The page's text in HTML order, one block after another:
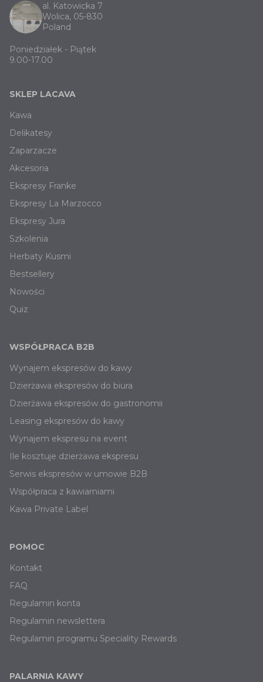
al. Katowicka 7
Wolica, 05-830
Poland
Poniedziałek - Piątek
9.00-17.00
SKLEP LACAVA
Kawa
Delikatesy
Zaparzacze
Akcesoria
Ekspresy Franke
Ekspresy La Marzocco
Ekspresy Jura
Szkolenia
Herbaty Kusmi
Bestsellery
Nowości
Quiz
WSPÓŁPRACA B2B
Wynajem ekspresów do kawy
Dzierżawa ekspresów do biura
Dzierżawa ekspresów do gastronomii
Leasing ekspresów do kawy
Wynajem ekspresu na event
Ile kosztuje dzierżawa ekspresu
Serwis ekspresów w umowie B2B
Współpraca z kawiarniami
Kawa Private Label
POMOC
Kontakt
FAQ
Regulamin konta
Regulamin newslettera
Regulamin programu Speciality Rewards
PALARNIA KAWY